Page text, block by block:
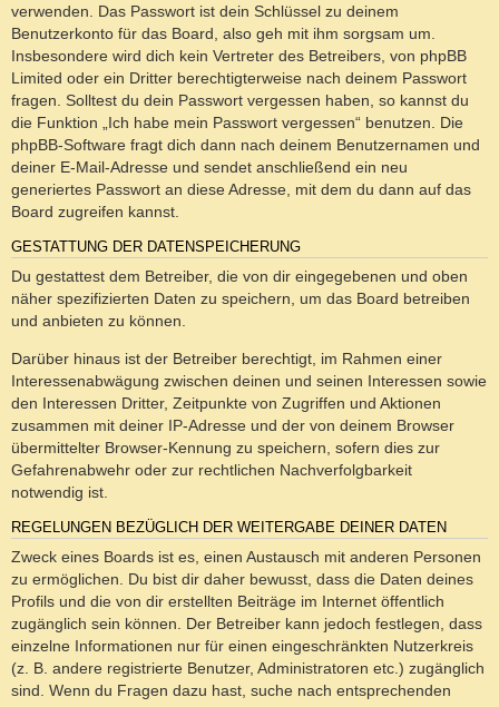
verwenden. Das Passwort ist dein Schlüssel zu deinem
Benutzerkonto für das Board, also geh mit ihm sorgsam um.
Insbesondere wird dich kein Vertreter des Betreibers, von phpBB
Limited oder ein Dritter berechtigterweise nach deinem Passwort
fragen. Solltest du dein Passwort vergessen haben, so kannst du
die Funktion „Ich habe mein Passwort vergessen“ benutzen. Die
phpBB-Software fragt dich dann nach deinem Benutzernamen und
deiner E-Mail-Adresse und sendet anschließend ein neu
generiertes Passwort an diese Adresse, mit dem du dann auf das
Board zugreifen kannst.
GESTATTUNG DER DATENSPEICHERUNG
Du gestattest dem Betreiber, die von dir eingegebenen und oben
näher spezifizierten Daten zu speichern, um das Board betreiben
und anbieten zu können.
Darüber hinaus ist der Betreiber berechtigt, im Rahmen einer
Interessenabwägung zwischen deinen und seinen Interessen sowie
den Interessen Dritter, Zeitpunkte von Zugriffen und Aktionen
zusammen mit deiner IP-Adresse und der von deinem Browser
übermittelter Browser-Kennung zu speichern, sofern dies zur
Gefahrenabwehr oder zur rechtlichen Nachverfolgbarkeit
notwendig ist.
REGELUNGEN BEZÜGLICH DER WEITERGABE DEINER DATEN
Zweck eines Boards ist es, einen Austausch mit anderen Personen
zu ermöglichen. Du bist dir daher bewusst, dass die Daten deines
Profils und die von dir erstellten Beiträge im Internet öffentlich
zugänglich sein können. Der Betreiber kann jedoch festlegen, dass
einzelne Informationen nur für einen eingeschränkten Nutzerkreis
(z. B. andere registrierte Benutzer, Administratoren etc.) zugänglich
sind. Wenn du Fragen dazu hast, suche nach entsprechenden